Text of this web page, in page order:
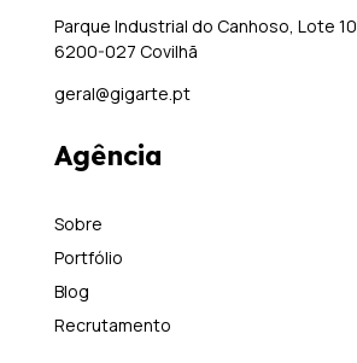
Parque Industrial do Canhoso, Lote 10
6200-027 Covilhã
geral@gigarte.pt
Agência
Sobre
Portfólio
Blog
Recrutamento